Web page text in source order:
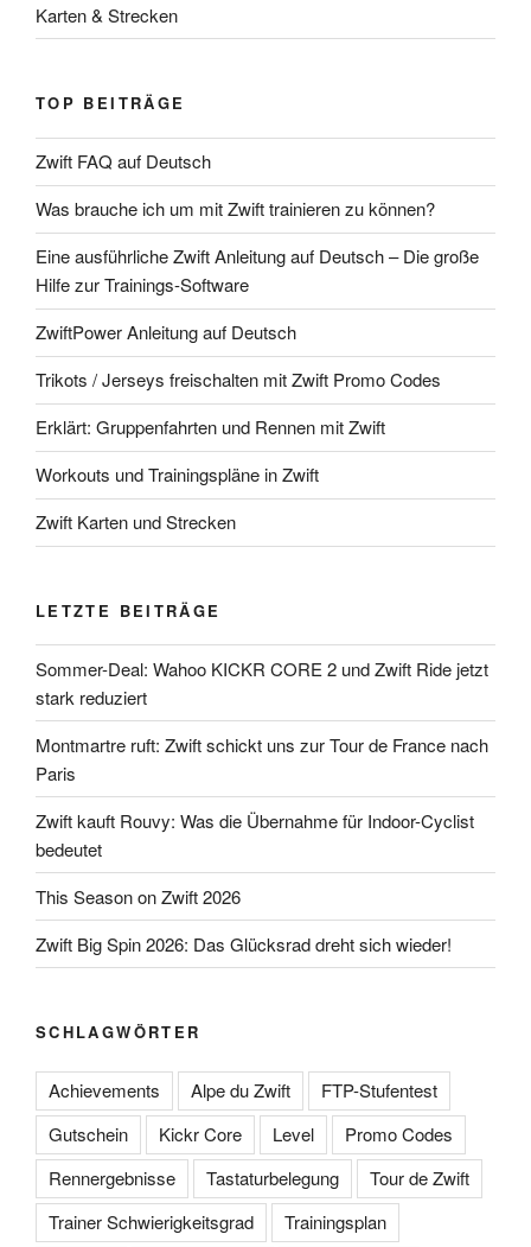
Karten & Strecken
TOP BEITRÄGE
Zwift FAQ auf Deutsch
Was brauche ich um mit Zwift trainieren zu können?
Eine ausführliche Zwift Anleitung auf Deutsch – Die große
Hilfe zur Trainings-Software
ZwiftPower Anleitung auf Deutsch
Trikots / Jerseys freischalten mit Zwift Promo Codes
Erklärt: Gruppenfahrten und Rennen mit Zwift
Workouts und Trainingspläne in Zwift
Zwift Karten und Strecken
LETZTE BEITRÄGE
Sommer-Deal: Wahoo KICKR CORE 2 und Zwift Ride jetzt
stark reduziert
Montmartre ruft: Zwift schickt uns zur Tour de France nach
Paris
Zwift kauft Rouvy: Was die Übernahme für Indoor-Cyclist
bedeutet
This Season on Zwift 2026
Zwift Big Spin 2026: Das Glücksrad dreht sich wieder!
SCHLAGWÖRTER
Achievements Alpe du Zwift
FTP-Stufentest
Gutschein
Kickr Core Level
Promo Codes
Rennergebnisse
Tastaturbelegung
Tour de Zwift
Trainer Schwierigkeitsgrad
Trainingsplan